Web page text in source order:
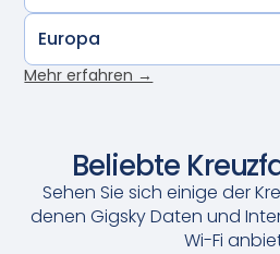
Europa
Mehr erfahren →
Beliebte
Sehen Sie sich einige der
denen Gigsky Daten und
Wi-Fi